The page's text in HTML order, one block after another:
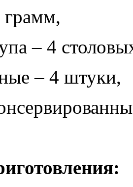
грамм,
– 4
– 4 штуки,